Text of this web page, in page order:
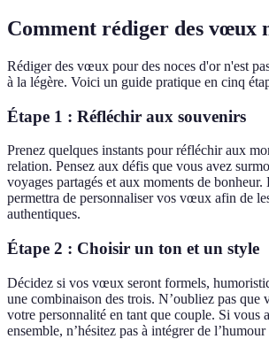
Comment rédiger des vœux
Rédiger des vœux pour des noces d'or n'est
à la légère. Voici un guide pratique en cinq
Étape 1 : Réfléchir aux souvenirs
Prenez quelques instants pour réfléchir aux
relation. Pensez aux défis que vous avez
voyages partagés et aux moments de
permettra de personnaliser vos vœux afin de
authentiques.
Étape 2 : Choisir un ton et un style
Décidez si vos vœux seront formels,
une combinaison des trois. N’oubliez pas que
votre personnalité en tant que couple. Si vous
ensemble, n’hésitez pas à intégrer de